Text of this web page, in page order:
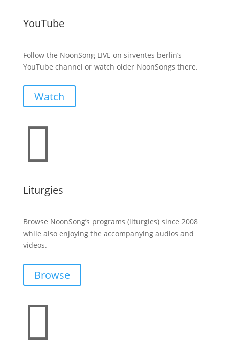
YouTube
Follow the NoonSong LIVE on sirventes berlin’s
YouTube channel or watch older NoonSongs there.
Watch

Liturgies
Browse NoonSong’s programs (liturgies) since 2008
while also enjoying the accompanying audios and
videos.
Browse
